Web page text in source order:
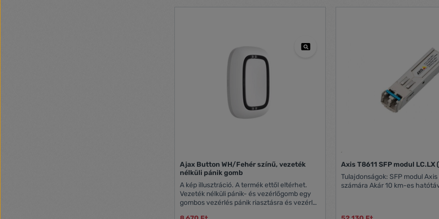
Ajax Button WH/Fehér színű, vezeték
nélküli pánik gomb
A kép illusztráció. A termék ettől eltérhet.
Vezeték nélküli pánik- és vezérlőgomb egy
gombos vezérlés pánik riasztásra és vezérlés
Axis T8611 SFP modul LC.LX
Tulajdonságok: SFP modul Axis rendszerek
számára Akár 10 km-es